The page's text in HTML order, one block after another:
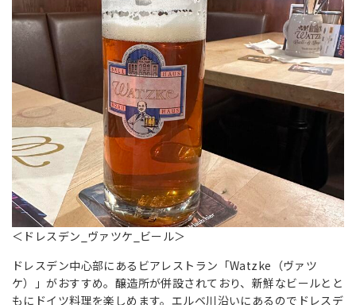
＜ドレスデン_ヴァツケ_ビール＞
ドレスデン中心部にあるビアレストラン「Watzke（ヴァツ
ケ）」がおすすめ。醸造所が併設されており、新鮮なビールとと
もにドイツ料理を楽しめます。エルベ川沿いにあるのでドレスデ